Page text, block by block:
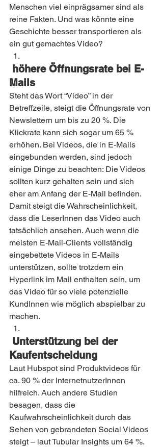
Menschen viel einprägsamer sind als
reine Fakten. Und was könnte eine
Geschichte besser transportieren als
ein gut gemachtes Video?
Mails
Steht das Wort “Video” in der
Betreffzeile, steigt die Öffnungsrate von
Newslettern um bis zu 20 %. Die
Klickrate kann sich sogar um 65 %
erhöhen. Bei Videos, die in E-Mails
eingebunden werden, sind jedoch
einige Dinge zu beachten: Die Videos
sollten kurz gehalten sein und sich
eher am Anfang der E-Mail befinden.
Damit steigt die Wahrscheinlichkeit,
dass die LeserInnen das Video auch
tatsächlich ansehen. Auch wenn die
meisten E-Mail-Clients vollständig
eingebettete Videos in E-Mails
unterstützen, sollte trotzdem ein
Hyperlink im Mail enthalten sein, um
das Video für so viele potenzielle
KundInnen wie möglich abspielbar zu
machen.
Kaufentscheidung
Laut Hubspot sind Produktvideos für
ca. 90 % der InternetnutzerInnen
hilfreich. Auch andere Studien
besagen, dass die
Kaufwahrscheinlichkeit durch das
Sehen von gebrandeten Social Videos
steigt – laut Tubular Insights um 64 %.